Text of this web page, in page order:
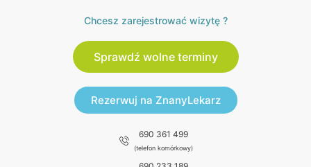
Chcesz zarejestrować wizytę ?
Sprawdź wolne terminy
Rezerwuj na ZnanyLekarz
690 361 499
(telefon komórkowy)